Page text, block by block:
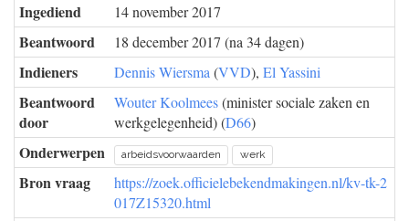
Ingediend 14 november 2017
Beantwoord 18 december 2017 (na 34 dagen)
Indieners Dennis Wiersma (VVD), El Yassini
Beantwoord
door
Wouter Koolmees(minister sociale zaken en
werkgelegenheid) (D66)
Onderwerpen arbeidsvoorwaarden werk
Bron vraag
https://zoek.officielebekendmakingen.nl/kv-tk-2
017Z15320.html